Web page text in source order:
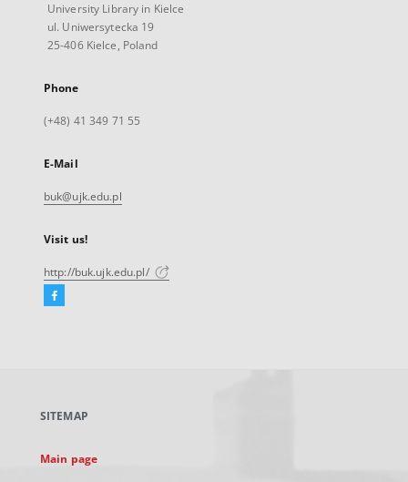
University Library in Kielce
ul. Uniwersytecka 19
25-406 Kielce, Poland
Phone
(+48) 41 349 71 55
E-Mail
buk@ujk.edu.pl
Visit us!
http://buk.ujk.edu.pl/
Facebook
new
SITEMAP
Main page